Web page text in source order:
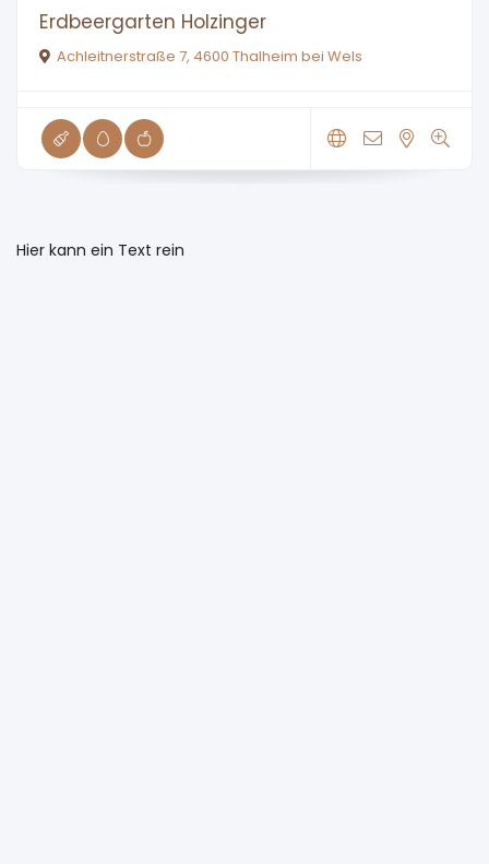
Erdbeergarten Holzinger
Achleitnerstraße 7, 4600 Thalheim bei Wels
Hier kann ein Text rein